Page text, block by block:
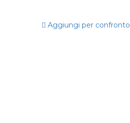
Aggiungi per confronto